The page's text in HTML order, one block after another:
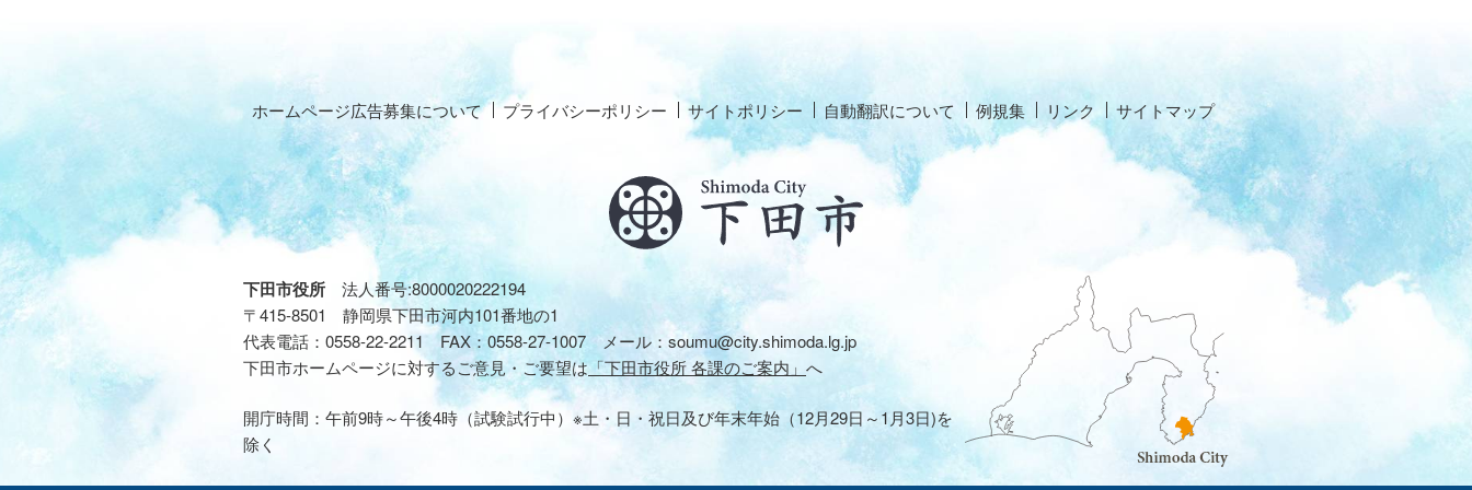
ホームページ広告募集について プライバシーポリシー サイトポリシー 自動翻訳について 例規集 リンク サイトマップ
下田市役所 法人番号:8000020222194
〒415-8501 静岡県下田市河内101番地の1
代表電話： 0558-22-2211 FAX：0558-27-1007メール： soumu@city.shimoda.lg.jp
下田市ホームページに対するご意見・ご要望は「下田市役所 各課のご案内」 へ
開庁時間：午前9時～午後4時（試験試行中）※土・日・祝日及び年末年始（12月29日～1月3日)を
除く